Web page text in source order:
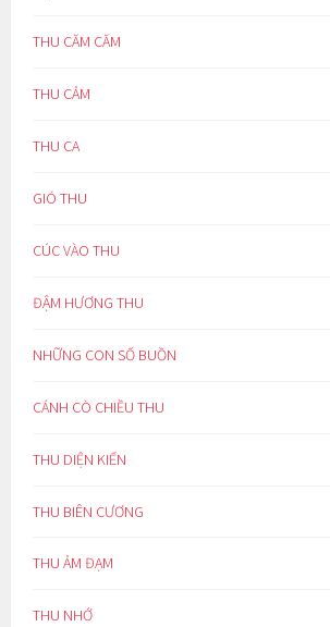
THU CĂM CĂM
THU CẢM
THU CA
GIÓ THU
CÚC VÀO THU
ĐẬM HƯƠNG THU
NHỮNG CON SỐ BUỒN
CÁNH CÒ CHIỀU THU
THU DIỆN KIẾN
THU BIÊN CƯƠNG
THU ẢM ĐẠM
THU NHỚ